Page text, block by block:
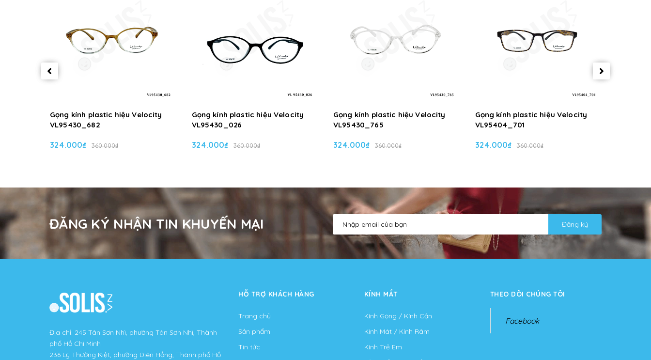
Gọng kính plastic hiệu Velocity
VL95430_682
324.000₫ 360.000₫
Gọng kính plastic hiệu Velocity
VL95430_026
324.000₫ 360.000₫
Gọng kính plastic hiệu Velocity
VL95430_765
324.000₫ 360.000₫
Gọng kính plastic hiệu Velocity
VL95404_701
324.000₫ 360.000₫
ĐĂNG KÝ NHẬN TIN KHUYẾN MẠI Đăng ký
Địa chỉ: 245 Tân Sơn Nhì, phường Tân Sơn Nhì, Thành
phố Hồ Chí Minh
236 Lý Thường Kiệt, phường Diên Hồng, Thành phố Hồ
HỖ TRỢ KHÁCH HÀNG
Trang chủ
Sản phẩm
Tin tức
KÍNH MẮT
Kính Gọng / Kính Cận
Kính Mát / Kính Râm
Kính Trẻ Em
THEO DÕI CHÚNG TÔI
Facebook